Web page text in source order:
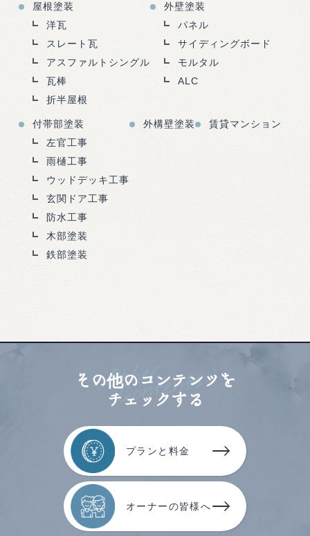
屋根塗装
洋瓦
スレート瓦
アスファルトシングル
瓦棒
折半屋根
外壁塗装
パネル
サイディングボード
モルタル
ALC
付帯部塗装
左官工事
雨樋工事
ウッドデッキ工事
玄関ドア工事
防水工事
木部塗装
鉄部塗装
外構壁塗装 賃貸マンション
その他のコンテンツを
チェックする
プランと料金
オーナーの皆様へ